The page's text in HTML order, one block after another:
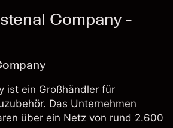
Company -
ist ein Großhändler für
Das Unternehmen
über ein Netz von rund 2.600